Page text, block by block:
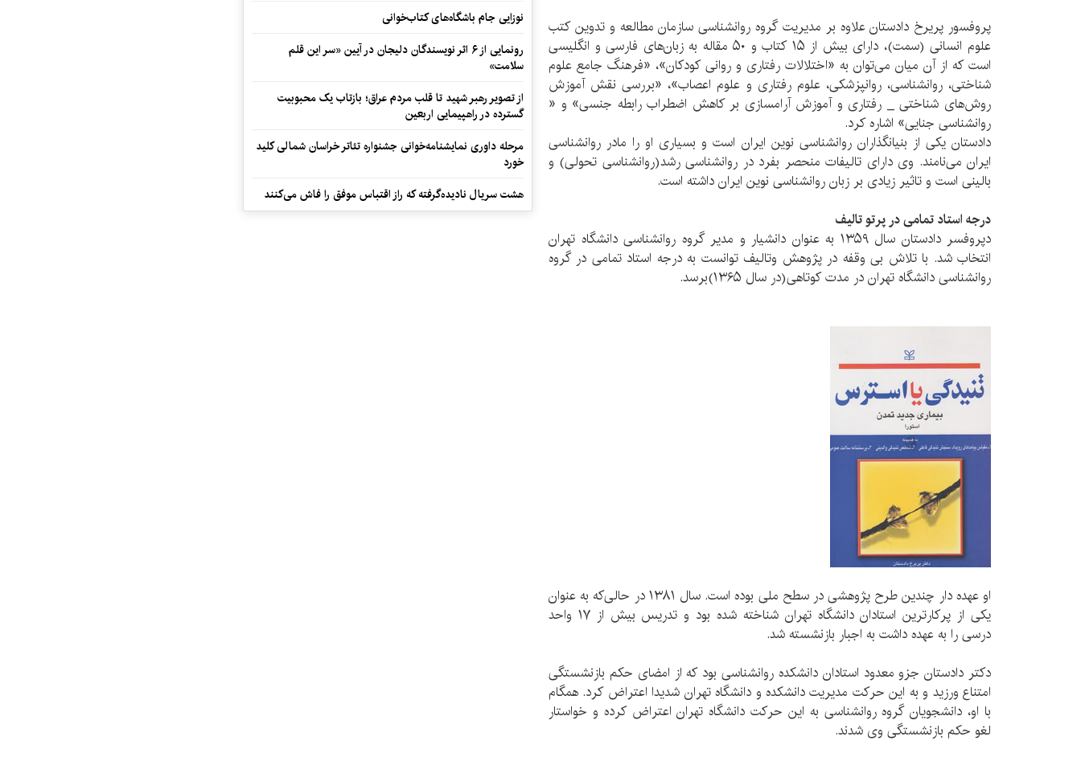
پروفسور پریرخ دادستان علاوه بر مدیریت گروه روانشناسی سازمان مطالعه و تدوین کتب
علوم انسانی (سمت)‌، دارای بیش از ۱۵ کتاب و ۵۰ مقاله به زبان‌های فارسی و انگلیسی
است که از آن میان می‌توان به «اختلالات رفتاری و روانی کودکان»، «فرهنگ جامع علوم
شناختی، روانشناسی، روانپزشکی، علوم رفتاری و علوم اعصاب»‌، «بررسی نقش آموزش
روش‌های شناختی _ رفتاری و آموزش آرامسازی بر کاهش اضطراب رابطه جنسی» و «
روانشناسی جنایی» اشاره کرد.
دادستان یکی از بنیانگذاران روانشناسی نوین ایران است و بسیاری او را مادر روانشناسی
ایران می‌نامند. وی دارای تالیفات منحصر بفرد در روانشناسی رشد(روانشناسی تحولی) و
بالینی است و تاثیر زیادی بر زبان روانشناسی نوین ایران داشته است.
درجه استاد تمامی در پرتو تالیف
دپروفسر دادستان سال ۱۳۵۹ به عنوان دانشیار و مدیر گروه روانشناسی دانشگاه تهران
انتخاب شد‌. با تلاش بی وقفه در پژوهش وتالیف توانست به درجه استاد تمامی در گروه
روانشناسی دانشگاه تهران در مدت کوتاهی(در سال ۱۳۶۵)برسد.
او عهده دار چندین طرح پژوهشی در سطح ملی بوده است. سال ۱۳۸۱ در حالی‌که به عنوان
یکی از پرکارترین استادان دانشگاه تهران شناخته شده بود و تدریس بیش از ۱۷ واحد
درسی را به عهده داشت به اجبار بازنشسته شد.
دکتر دادستان جزو معدود استادان دانشکده روانشناسی بود که از امضای حکم بازنشستگی
امتناع ورزید و به این حرکت مدیریت دانشکده و دانشگاه تهران شدیدا اعتراض کرد. همگام
با او، دانشجویان گروه روانشناسی به این حرکت دانشگاه تهران اعتراض کرده و خواستار
لغو حکم بازنشستگی وی شدند.
نوزایی جام باشگاه‌های کتاب‌خوانی
رونمایی از ۶ اثر نویسندگان دلیجان در آیین «سر این قلم
سلامت»
از تصویر رهبر شهید تا قلب مردم عراق؛ بازتاب یک محبوبیت
گسترده در راهپیمایی اربعین
مرحله داوری نمایشنامه‌خوانی جشنواره تئاتر خراسان شمالی کلید
خورد
هشت سریال نادیده‌گرفته که راز اقتباس موفق را فاش می‌کنند